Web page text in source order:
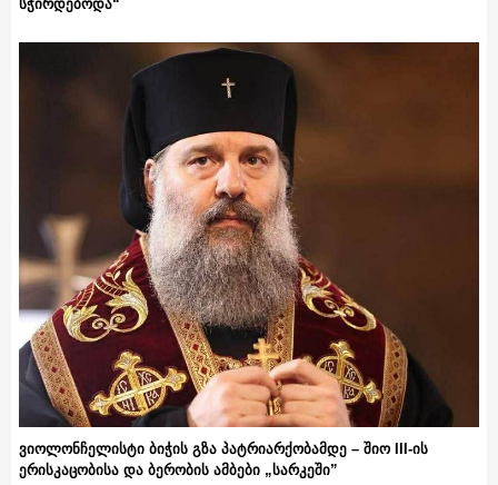
სჭირდებოდა“
ვიოლონჩელისტი ბიჭის გზა პატრიარქობამდე – შიო III-ის
ერისკაცობისა და ბერობის ამბები „სარკეში”